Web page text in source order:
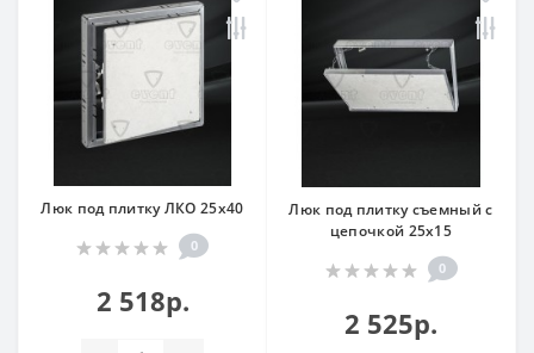
Люк под плитку ЛКО 25x40
0
2 518р.
Люк под плитку съемный с
цепочкой 25x15
0
2 525р.